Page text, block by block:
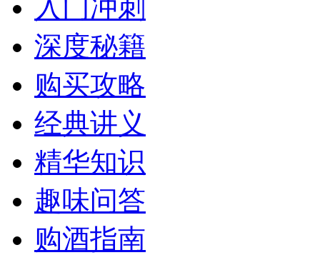
入门冲刺
深度秘籍
购买攻略
经典讲义
精华知识
趣味问答
购酒指南